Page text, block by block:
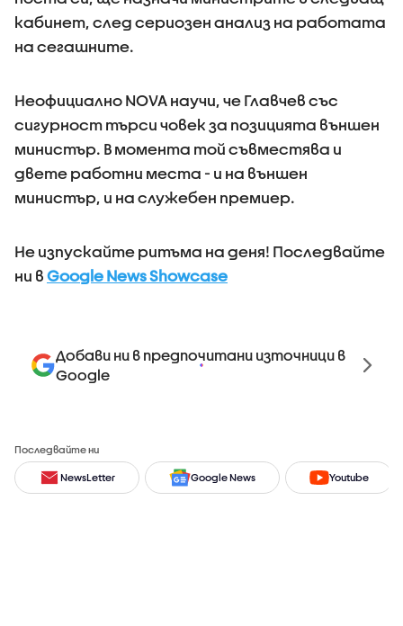
кабинет, след сериозен анализ на работата
на сегашните.
Неофициално NOVA научи, че Главчев със
сигурност търси човек за позицията външен
министър. В момента той съвместява и
двете работни места - и на външен
министър, и на служебен премиер.
Не изпускайте ритъма на деня! Последвайте
ни в Google News Showcase
Добави ни в предпочитани източници в
Google
Последвайте ни
NewsLetter Google News Youtube